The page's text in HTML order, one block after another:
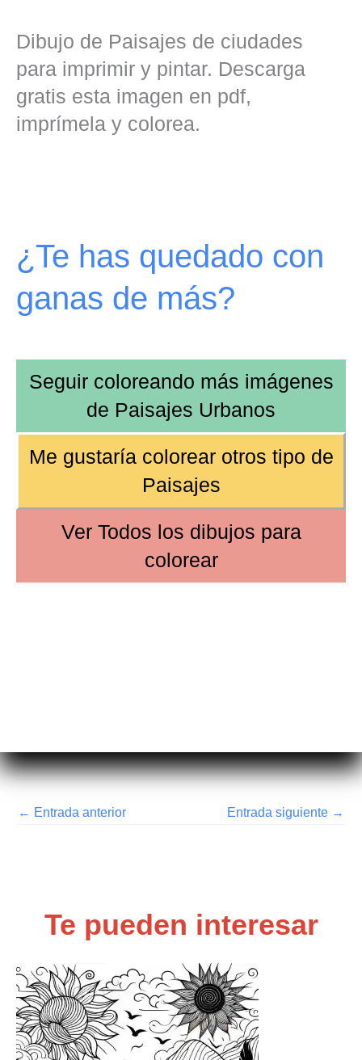
Dibujo de Paisajes de ciudades
para imprimir y pintar. Descarga
gratis esta imagen en pdf,
imprímela y colorea.
¿Te has quedado con
ganas de más?
Seguir coloreando más imágenes
de Paisajes Urbanos
Me gustaría colorear otros tipo de
Paisajes
Ver Todos los dibujos para
colorear
← Entrada anterior Entrada siguiente →
Te pueden interesar